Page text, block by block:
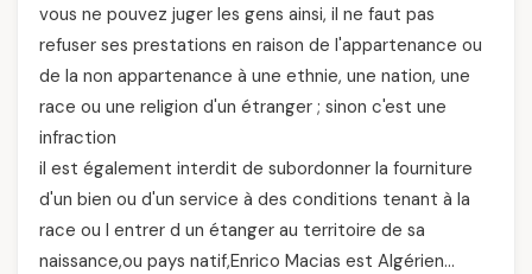
vous ne pouvez juger les gens ainsi, il ne faut pas
refuser ses prestations en raison de l'appartenance ou
de la non appartenance à une ethnie, une nation, une
race ou une religion d'un étranger ; sinon c'est une
infraction
il est également interdit de subordonner la fourniture
d'un bien ou d'un service à des conditions tenant à la
race ou l entrer d un étanger au territoire de sa
naissance,ou pays natif,Enrico Macias est Algérien…